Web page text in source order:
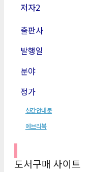
저자2
출판사
발행일
분야
정가
신간안내문
에브리북
도서구매 사이트